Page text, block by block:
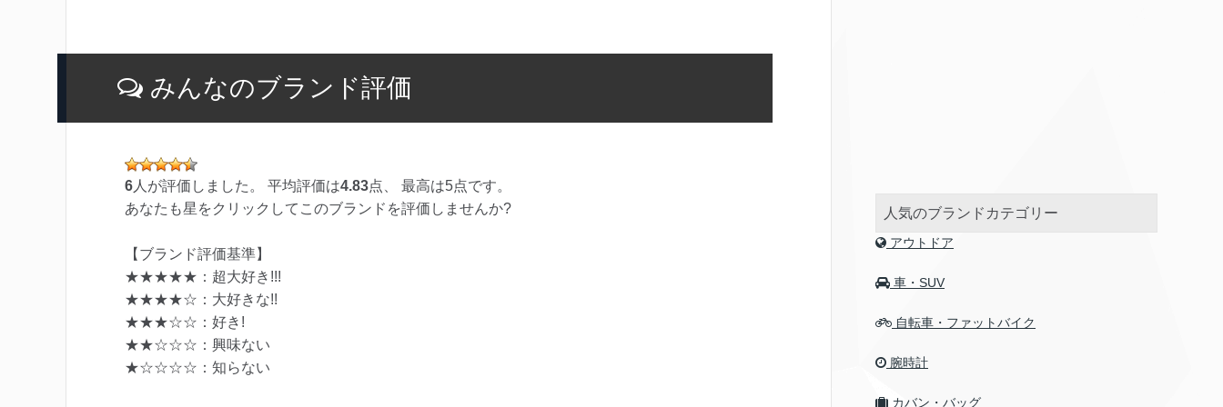
みんなのブランド評価
6 人が評価しました。 平均評価は4.83点、 最高は5点です。
あなたも星をクリックしてこのブランドを評価しませんか?
【ブランド評価基準】
★★★★★：超大好き!!!
★★★★☆：大好きな!!
★★★☆☆：好き!
★★☆☆☆：興味ない
★☆☆☆☆：知らない
人気のブランドカテゴリー
アウトドア
車・SUV
自転車・ファットバイク
腕時計
カバン・バッグ